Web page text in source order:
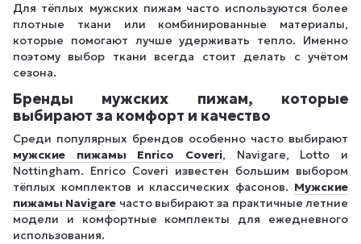
Для тёплых мужских пижам часто используются более
плотные ткани или комбинированные материалы,
которые помогают лучше удерживать тепло. Именно
поэтому выбор ткани всегда стоит делать с учётом
сезона.
Бренды мужских пижам, которые
выбирают за комфорт и качество
Среди популярных брендов особенно часто выбирают
мужские пижамы Enrico Coveri, Navigare, Lotto и
Nottingham. Enrico Coveri известен большим выбором
тёплых комплектов и классических фасонов. Мужские
пижамы Navigare часто выбирают за практичные летние
модели и комфортные комплекты для ежедневного
использования.